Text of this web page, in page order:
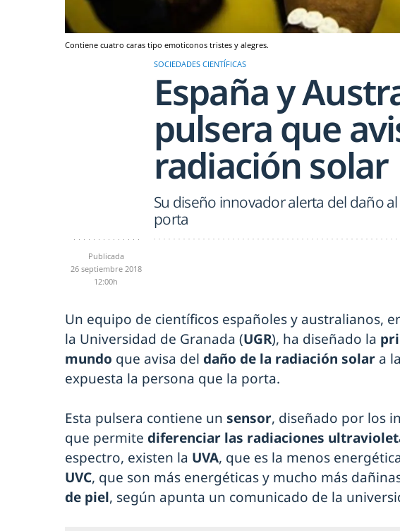
Contiene cuatro caras tipo emoticonos tristes y alegres.
SOCIEDADES CIENTÍFICAS
España y
pulsera que
radiación solar
Su diseño innovador alerta del daño
porta
Publicada
26 septiembre 2018
12:00h
Un equipo de científicos españoles y australianos,
la Universidad de Granada (UGR), ha diseñado la
mundo que avisa del daño de la radiación solar a
expuesta la persona que la porta.
Esta pulsera contiene un sensor, diseñado por los
que permite diferenciar las radiaciones
espectro, existen la UVA, que es la menos
UVC, que son más energéticas y mucho más
de piel, según apunta un comunicado de la